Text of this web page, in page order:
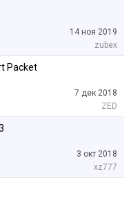
14 ноя 2019
zubex
Packet
7 дек 2018
ZED
3 окт 2018
xz777